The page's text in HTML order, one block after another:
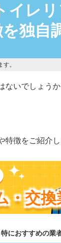
イレ
独自
。
ないでしょうか
徴をご紹介し
・交換
におすすめの業